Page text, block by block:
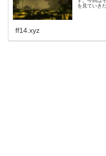
を見ていき
ff14.xyz